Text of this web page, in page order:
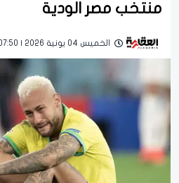
منتخب مصر الودية
الخميس 04 يونية 2026 | 07:50 مساءً